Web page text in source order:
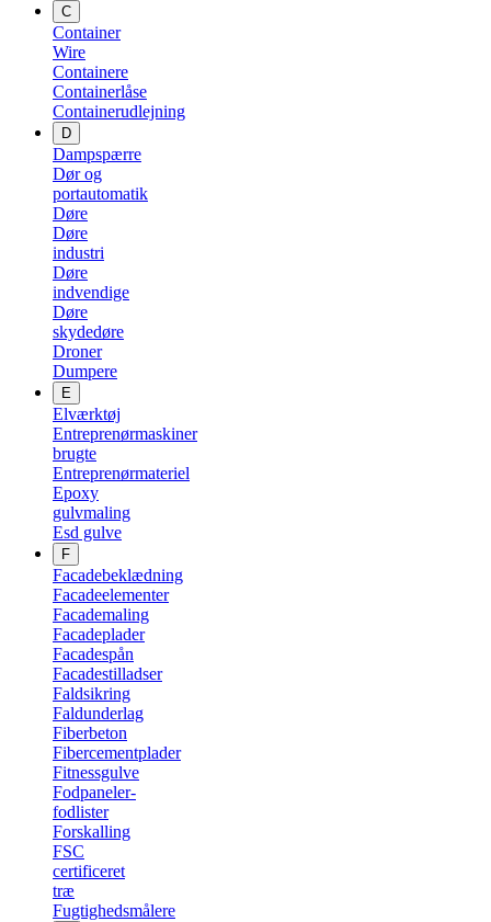
C
Container
Wire
Containere
Containerlåse
Containerudlejning
D
Dampspærre
Dør og
portautomatik
Døre
Døre
industri
Døre
indvendige
Døre
skydedøre
Droner
Dumpere
E
Elværktøj
Entreprenørmaskiner
brugte
Entreprenørmateriel
Epoxy
gulvmaling
Esd gulve
F
Facadebeklædning
Facadeelementer
Facademaling
Facadeplader
Facadespån
Facadestilladser
Faldsikring
Faldunderlag
Fiberbeton
Fibercementplader
Fitnessgulve
Fodpaneler-
fodlister
Forskalling
FSC
certificeret
træ
Fugtighedsmålere